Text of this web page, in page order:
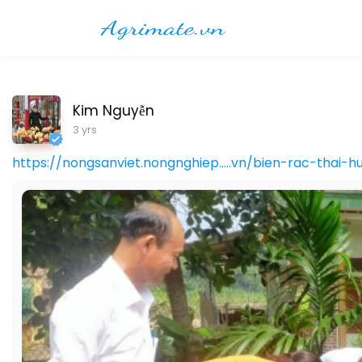
Kim Nguyễn
3 yrs
https://nongsanviet.nongnghiep.....vn/bien-rac-thai-